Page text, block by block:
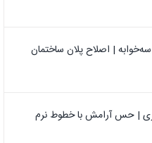
| اصلاح پلان ساختمان